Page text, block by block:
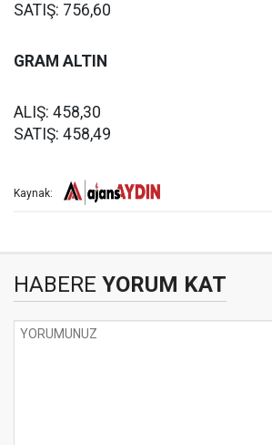
SATIŞ: 756,60
GRAM ALTIN
ALIŞ: 458,30
SATIŞ: 458,49
Kaynak:
HABERE YORUM KAT